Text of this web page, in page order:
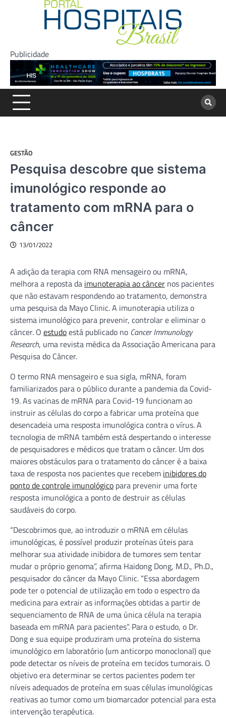
Publicidade
GESTÃO
Pesquisa descobre que sistema
imunológico responde ao
tratamento com mRNA para o
câncer
13/01/2022
A adição da terapia com RNA mensageiro ou mRNA,
melhora a reposta da imunoterapia ao câncer nos pacientes
que não estavam respondendo ao tratamento, demonstra
uma pesquisa da Mayo Clinic. A imunoterapia utiliza o
sistema imunológico para prevenir, controlar e eliminar o
câncer. O estudoestá publicado no Cancer Immunology
Research, uma revista médica da Associação Americana para
Pesquisa do Câncer.
O termo RNA mensageiro e sua sigla, mRNA, foram
familiarizados para o público durante a pandemia da Covid-
19. As vacinas de mRNA para Covid-19 funcionam ao
instruir as células do corpo a fabricar uma proteína que
desencadeia uma resposta imunológica contra o vírus. A
tecnologia de mRNA também está despertando o interesse
de pesquisadores e médicos que tratam o câncer. Um dos
maiores obstáculos para o tratamento do câncer é a baixa
taxa de resposta nos pacientes que recebem inibidores do
ponto de controle imunológico para prevenir uma forte
resposta imunológica a ponto de destruir as células
saudáveis do corpo.
“Descobrimos que, ao introduzir o mRNA em células
imunológicas, é possível produzir proteínas úteis para
melhorar sua atividade inibidora de tumores sem tentar
mudar o próprio genoma”, afirma Haidong Dong, M.D., Ph.D.,
pesquisador do câncer da Mayo Clinic. “Essa abordagem
pode ter o potencial de utilização em todo o espectro da
medicina para extrair as informações obtidas a partir de
sequenciamento de RNA de uma única célula na terapia
baseada em mRNA para pacientes”. Para o estudo, o Dr.
Dong e sua equipe produziram uma proteína do sistema
imunológico em laboratório (um anticorpo monoclonal) que
pode detectar os níveis de proteína em tecidos tumorais. O
objetivo era determinar se certos pacientes podem ter
níveis adequados de proteína em suas células imunológicas
reativas ao tumor como um biomarcador potencial para esta
intervenção terapêutica.